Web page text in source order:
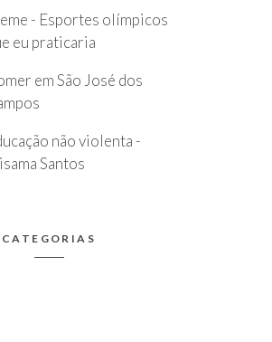
- Esportes olímpicos
eu praticaria
em São José dos
não violenta -
Santos
CATEGORIAS